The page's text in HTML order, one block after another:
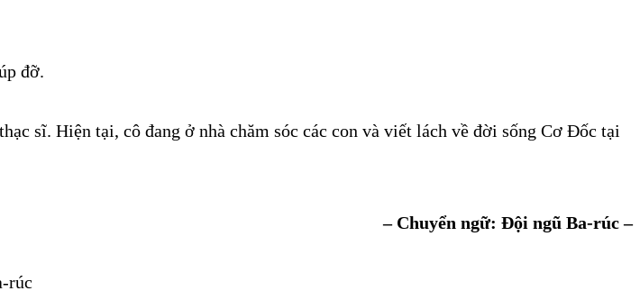
đỡ.
sĩ. Hiện tại, cô đang ở nhà chăm sóc các con và viết lách về đời sống Cơ Đốc tại
– Chuyển ngữ: Đội ngũ Ba-rúc –
rúc